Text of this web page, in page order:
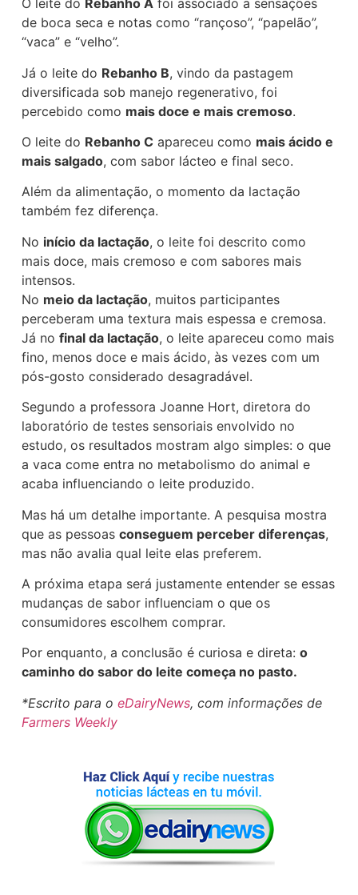
O leite do Rebanho A foi associado a sensações
de boca seca e notas como “rançoso”, “papelão”,
“vaca” e “velho”.
Já o leite do Rebanho B, vindo da pastagem
diversificada sob manejo regenerativo, foi
percebido como mais doce e mais cremoso.
O leite do Rebanho C apareceu como mais ácido e
mais salgado, com sabor lácteo e final seco.
Além da alimentação, o momento da lactação
também fez diferença.
No início da lactação, o leite foi descrito como
mais doce, mais cremoso e com sabores mais
intensos.
No meio da lactação, muitos participantes
perceberam uma textura mais espessa e cremosa.
Já nofinal da lactação, o leite apareceu como mais
fino, menos doce e mais ácido, às vezes com um
pós-gosto considerado desagradável.
Segundo a professora Joanne Hort, diretora do
laboratório de testes sensoriais envolvido no
estudo, os resultados mostram algo simples: o que
a vaca come entra no metabolismo do animal e
acaba influenciando o leite produzido.
Mas há um detalhe importante. A pesquisa mostra
que as pessoasconseguem perceber diferenças,
mas não avalia qual leite elas preferem.
A próxima etapa será justamente entender se essas
mudanças de sabor influenciam o que os
consumidores escolhem comprar.
Por enquanto, a conclusão é curiosa e direta:o
caminho do sabor do leite começa no pasto.
*Escrito para oeDairyNews, com informações de
Farmers Weekly